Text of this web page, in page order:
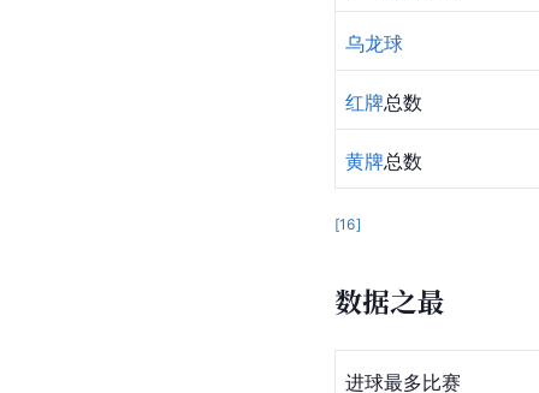
乌龙球
红牌总数
黄牌总数
[16]
数据之最
进球最多比赛